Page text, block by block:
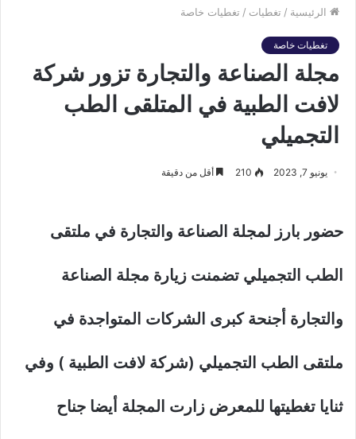
الرئيسية / تغطيات / تغطيات خاصة
تغطيات خاصة
مجلة الصناعة والتجارة تزور شركة
لافت الطبية في المتلقى الطب
التجميلي
يونيو 7, 2023 210 أقل من دقيقة
حضور بارز لمجلة الصناعة والتجارة في ملتقى
الطب التجميلي تضمنت زيارة مجلة الصناعة
والتجارة أجنحة كبرى الشركات المتواجدة في
ملتقى الطب التجميلي (شركة لافت الطبية ) وفي
ثنايا تغطيتها للمعرض زارت المجلة أيضا جناح